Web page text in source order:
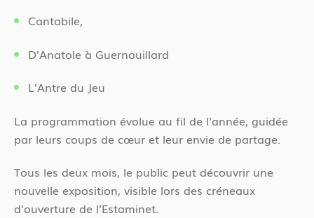
Cantabile,
D'Anatole à Guernouillard
L'Antre du Jeu
La programmation évolue au fil de l'année, guidée
par leurs coups de cœur et leur envie de partage.
Tous les deux mois, le public peut découvrir une
nouvelle exposition, visible lors des créneaux
d'ouverture de l’Estaminet.